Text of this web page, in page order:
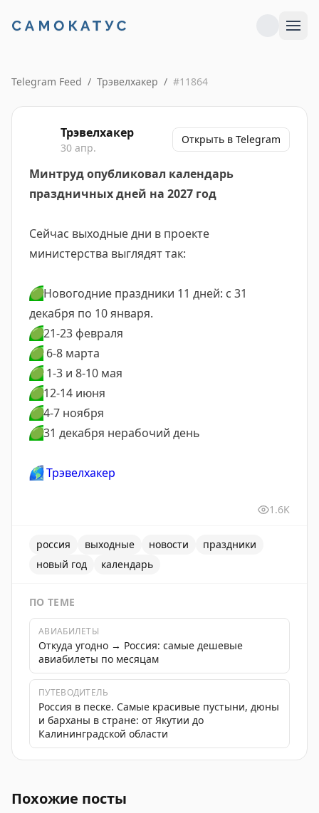
Telegram Feed / Трэвелхакер / #11864
Трэвелхакер
30 апр.
Открыть в Telegram
Минтруд опубликовал календарь
праздничных дней на 2027 год
Сейчас выходные дни в проекте
министерства выглядят так:
🟢Новогодние праздники 11 дней: с 31
декабря по 10 января.
🟢21-23 февраля
🟢6-8 марта
🟢1-3 и 8-10 мая
🟢12-14 июня
🟢4-7 ноября
🟢31 декабря нерабочий день
🌎Трэвелхакер
1.6K
россия выходные новости
праздники
новый год
календарь
ПО ТЕМЕ
АВИАБИЛЕТЫ
Откуда угодно → Россия: самые дешевые
авиабилеты по месяцам
ПУТЕВОДИТЕЛЬ
Россия в песке. Самые красивые пустыни, дюны
и барханы в стране: от Якутии до
Калининградской области
Похожие посты